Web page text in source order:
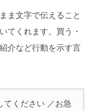
ま文字で伝えること
てくれます。買う・
介など行動を示す言
てください ／お急